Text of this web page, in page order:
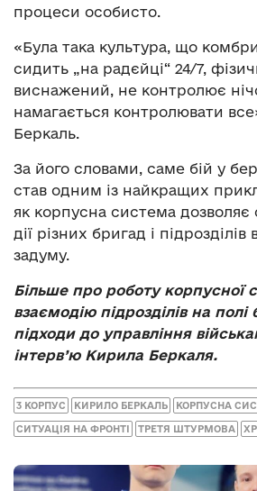
процеси особисто.
«Була така культура, що
сидить „на радєйці“ 24/7,
виснажений, не контролює
намагається контролювати
Беркаль.
За його словами, саме бій у
став одним із найкращих
як корпусна система дозволяє
дії різних бригад і
задуму.
Більше про роботу корпусної
взаємодію підрозділів на полі
підходи до управління
інтерв’ю Кирила Беркаля.
3 КОРПУС КИРИЛО БЕРКАЛЬ КОРПУСНА
СИТУАЦІЯ НА ФРОНТІ ТРЕТЯ ШТУРМОВА